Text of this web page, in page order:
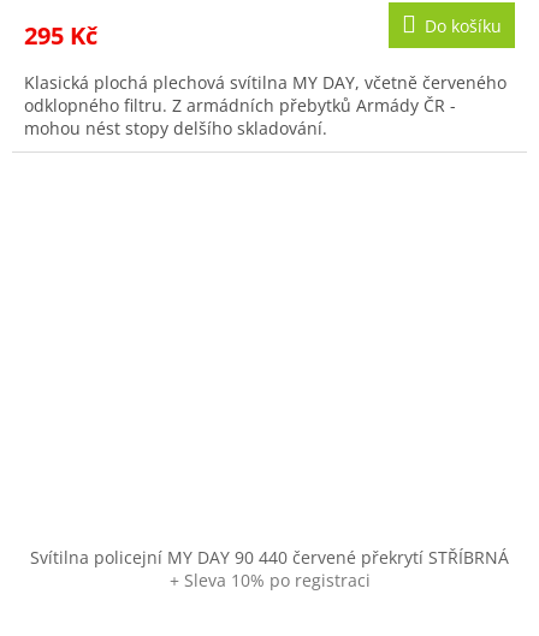
295 Kč Do košíku
Klasická plochá plechová svítilna MY DAY, včetně červeného
odklopného filtru. Z armádních přebytků Armády ČR -
mohou nést stopy delšího skladování.
Svítilna policejní MY DAY 90 440 červené překrytí STŘÍBRNÁ
+ Sleva 10% po registraci